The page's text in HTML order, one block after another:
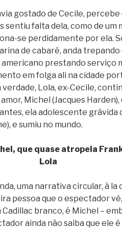
gostado de Cecile,
sentiu falta dela, como de um
se perdidamente por ela.
de cabaré, anda
americano prestando serviço
em folga ali na cidade
verdade, Lola, ex-Cecile,
Michel (Jacques Harden),
ela adolescente grávida
e sumiu no mundo.
que quase atropela
Lola
uma narrativa circular, à la
pessoa que o espectador
branco, é Michel –
ainda não saiba que ele é